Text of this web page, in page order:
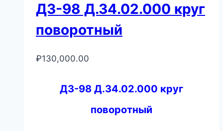
ДЗ-98 Д.34.02.000 круг
поворотный
₽130,000.00
ДЗ-98 Д.34.02.000 круг
поворотный